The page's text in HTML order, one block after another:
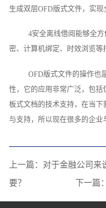
生成双层OFD版式文件，实现
4安全离线借阅能够全
密、计算机绑定、时效浏览等
OFD版式文件的操作也
性，它的应用非常广泛，包
板式文档的技术支持，在当
与支持，所以现在很多的企业
上一篇： 对于金融公司来
要？
下一篇：